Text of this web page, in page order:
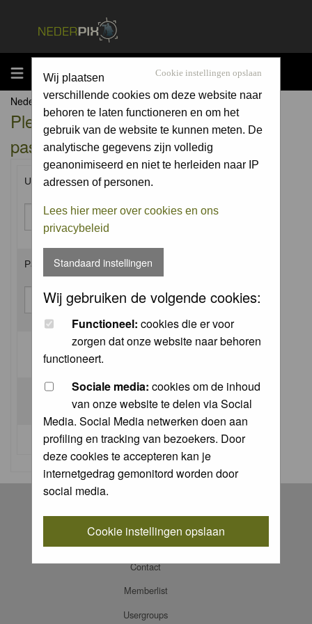
MENU Cookie instellingen opslaan
Wij plaatsen
verschillende cookies om deze website naar
behoren te laten functioneren en om het
gebruik van de website te kunnen meten. De
analytische gegevens zijn volledig
geanonimiseerd en niet te herleiden naar IP
adressen of personen.
Lees hier meer over cookies en ons
privacybeleid
Standaard instellingen
Wij gebruiken de volgende cookies:
Functioneel: cookies die er voor
zorgen dat onze website naar behoren
functioneert.
Sociale media: cookies om de inhoud
van onze website te delen via Social
Media. Social Media netwerken doen aan
profiling en tracking van bezoekers. Door
deze cookies te accepteren kan je
internetgedrag gemonitord worden door
social media.
Cookie instellingen opslaan
Nederpix.nl Forum Index
Please enter your username and
password to log in.
Username:
Password:
Log me on automatically each visit:
I forgot my password
Log in
Contact
Memberlist
Usergroups